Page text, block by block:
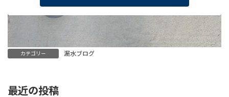
カテゴリー 漏水ブログ
最近の投稿